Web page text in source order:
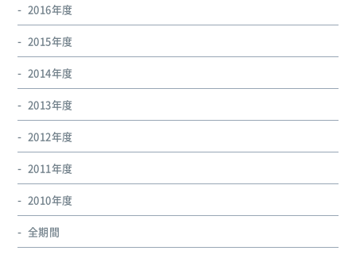
2016年度
2015年度
2014年度
2013年度
2012年度
2011年度
2010年度
全期間